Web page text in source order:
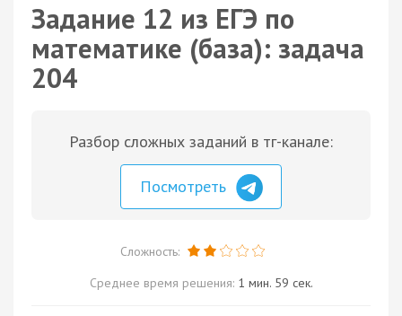
Задание 12 из ЕГЭ по
математике (база): задача
204
Разбор сложных заданий в тг-канале:
Посмотреть
Сложность:
Среднее время решения: 1 мин. 59 сек.